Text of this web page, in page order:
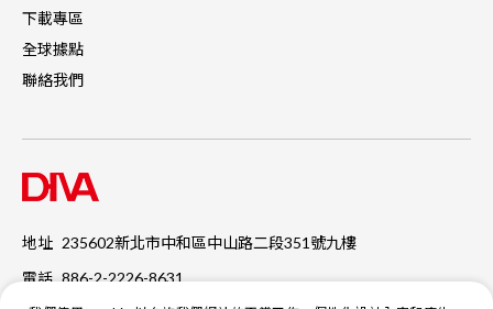
下載專區
全球據點
聯絡我們
地址 235602新北市中和區中山路二段351號九樓
電話 886-2-2226-8631